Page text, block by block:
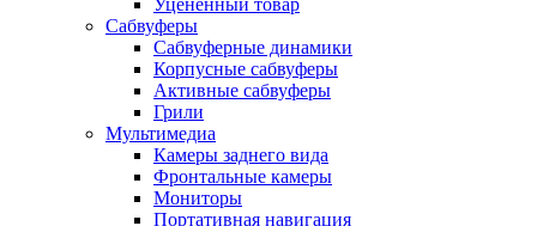
Уцененный товар
Сабвуферы
Сабвуферные динамики
Корпусные сабвуферы
Активные сабвуферы
Грили
Мультимедиа
Камеры заднего вида
Фронтальные камеры
Мониторы
Портативная навигация